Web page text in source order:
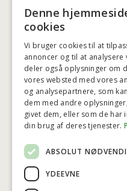
LEVERING OG
FORTRYDELSESRET
KLAGER
FRAGT
INDSTILLINGER
Denne
cookies
Vi bruger cookies til at
annoncer og til at analysere
deler også oplysninger om
vores websted med vores
og analysepartnere, som
dem med andre
givet dem, eller som de har
din brug af deres tjenester.
ABSOLUT
YDEEVNE